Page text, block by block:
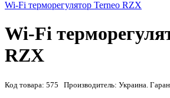
Wi-Fi терморегулятор Terneo RZX
Wi-Fi
RZX
Код товара: 575 Производитель: Украина.